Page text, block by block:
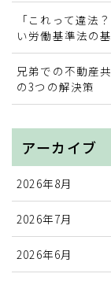
「これって違法
い労働基準法の
兄弟での不動産
の3つの解決策
アーカイブ
2026年8月
2026年7月
2026年6月